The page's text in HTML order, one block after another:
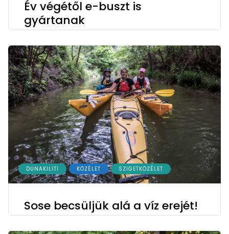
Év végétől e-buszt is
gyártanak
DUNAKILITI KÖZÉLET SZIGETKÖZÉLET
Sose becsüljük alá a víz erejét!